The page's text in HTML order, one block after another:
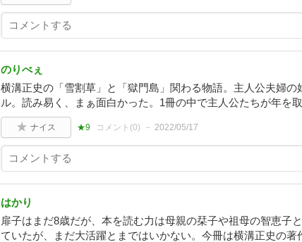
のりべぇ
横溝正史の「雪割草」と「獄門島」関わる物語。主人公夫婦の
ル。読み易く、まぁ面白かった。1冊の中で主人公たちが年を
ナイス ★9 コメント(0) 2022/05/17
はかり
扉子はまだ8歳だが、本を読む力は母親の栞子や祖母の智恵子
ていたが、まだ大活躍とまではいかない。今冊は横溝正史の著